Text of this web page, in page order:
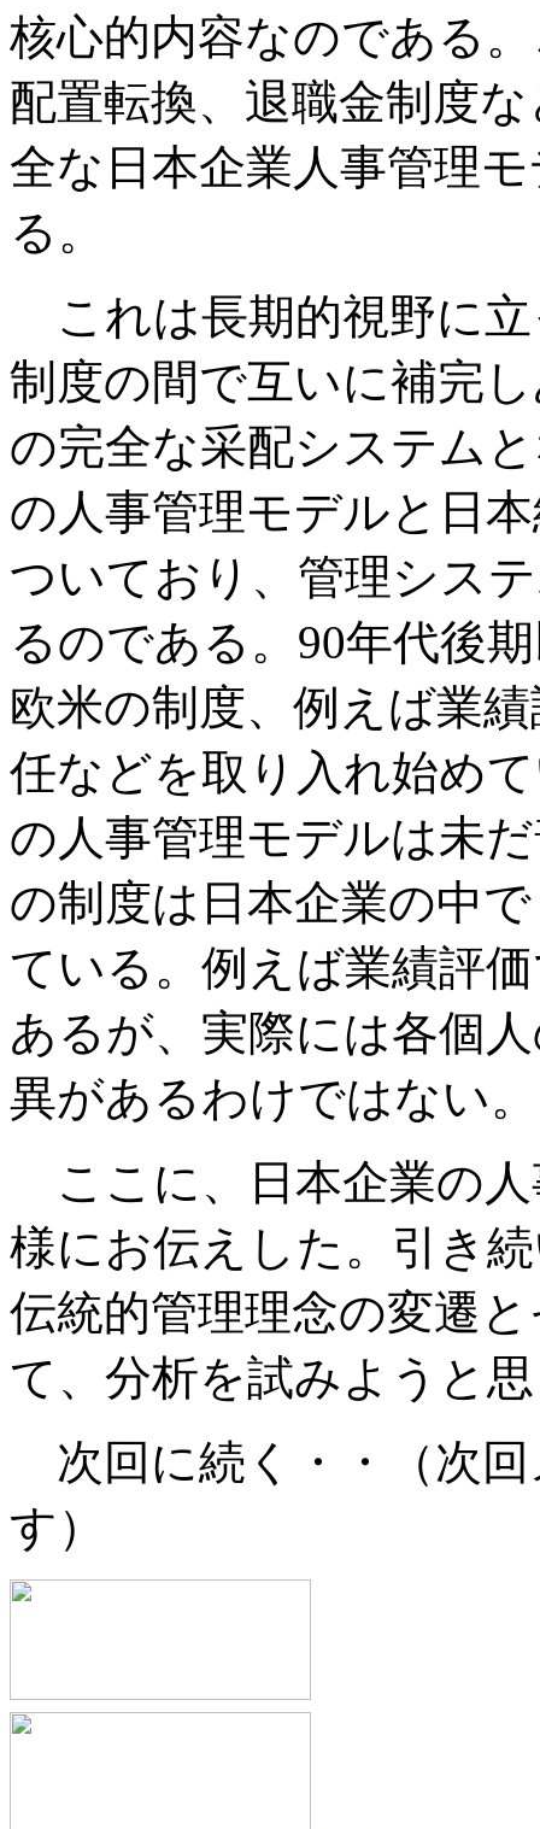
核心的内容なのである
配置転換、退職金制度
全な日本企業人事管理
る。
これは長期的視野に
制度の間で互いに補完
の完全な采配システム
の人事管理モデルと日
ついており、管理シス
るのである。90年代後
欧米の制度、例えば業
任などを取り入れ始め
の人事管理モデルは未
の制度は日本企業の中
ている。例えば業績評
あるが、実際には各個
異があるわけではない。
ここに、日本企業の
様にお伝えした。引き
伝統的管理理念の変遷
て、分析を試みようと
次回に続く・・（次
す）